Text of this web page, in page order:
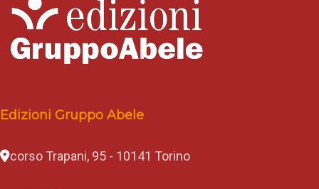
Edizioni Gruppo Abele
corso Trapani, 95 - 10141 Torino